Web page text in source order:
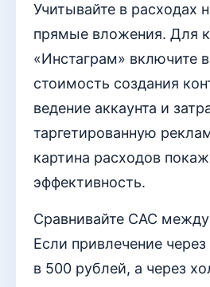
Учитывайте в расходах
прямые вложения. Для
«Инстаграм» включите
стоимость создания
ведение аккаунта и
таргетированную
картина расходов
эффективность.
Сравнивайте CAC
Если привлечение через
в 500 рублей, а через